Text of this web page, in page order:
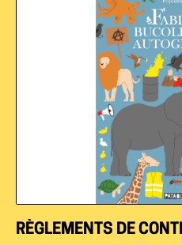
RÈGLEMENTS DE